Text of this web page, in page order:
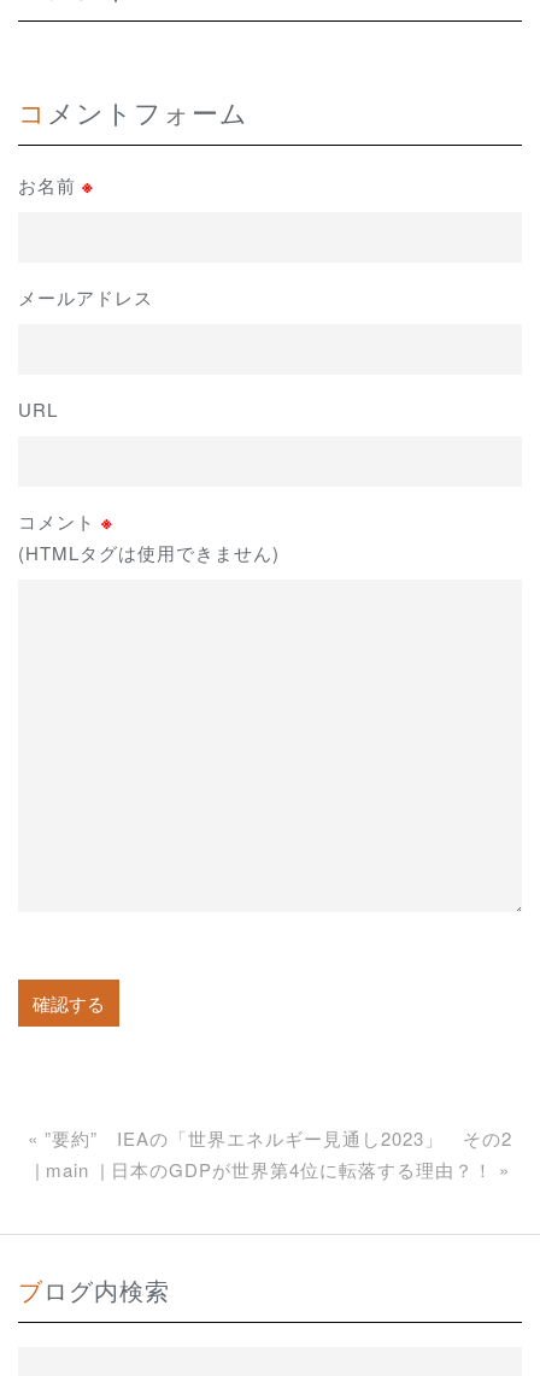
コメントフォーム
お名前 ※
メールアドレス
URL
コメント ※
(HTMLタグは使用できません)
« ”要約” IEAの「世界エネルギー見通し2023」 その2
main
日本のGDPが世界第4位に転落する理由？！ »
ブログ内検索